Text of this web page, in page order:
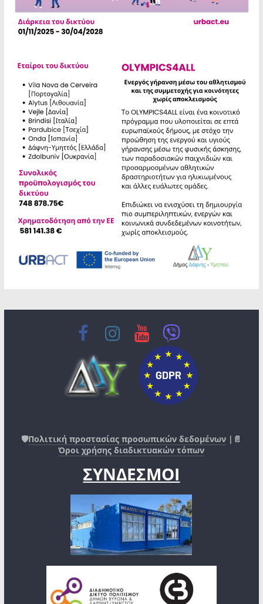
🛡️Πολιτική προστασίας προσωπικών δεδομένων |📄
Όροι χρήσης διαδικτυακών τόπων
ΣΥΝΔΕΣΜΟΙ